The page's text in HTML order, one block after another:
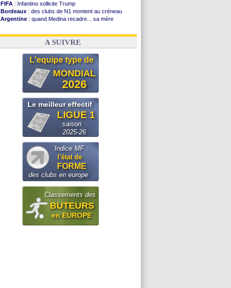
FIFA : Infantino sollicite Trump
Bordeaux : des clubs de N1 montent au créneau
Argentine : quand Medina recadre... sa mère
OM: Paixão attire un 2e club anglais
A SUIVRE
L'equipe type de
MONDIAL
2026
Le meilleur effectif
LIGUE 1
saison
2025-26
Indice MF :
l'état de
FORME
des clubs en europe
Classements des
BUTEURS
en EUROPE